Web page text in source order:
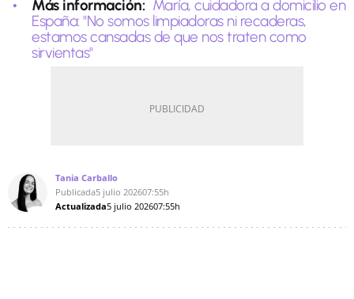
Más información: María, cuidadora a domicilio en
España: "No somos limpiadoras ni recaderas,
estamos cansadas de que nos traten como
sirvientas"
Tania Carballo
Publicada5 julio 202607:55h
Actualizada5 julio 202607:55h